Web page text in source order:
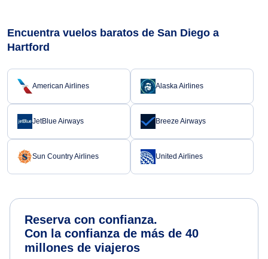
Encuentra vuelos baratos de San Diego a
Hartford
American Airlines Alaska Airlines
JetBlue Airways Breeze Airways
Sun Country Airlines United Airlines
Reserva con confianza.
Con la confianza de más de 40
millones de viajeros